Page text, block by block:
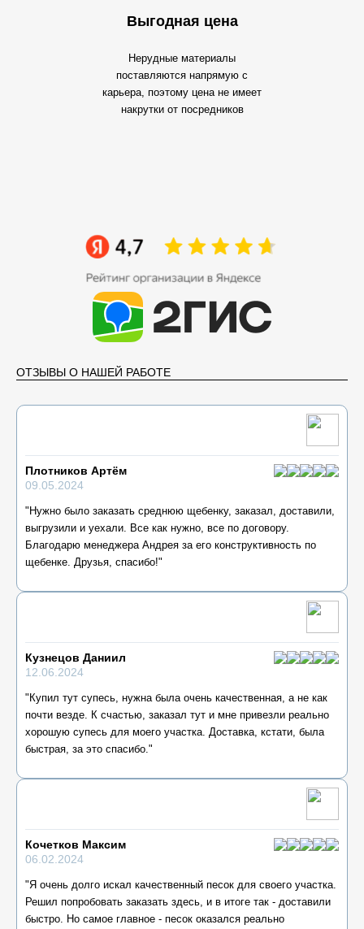
Выгодная цена
Нерудные материалы
поставляются напрямую с
карьера, поэтому цена не имеет
накрутки от посредников
ОТЗЫВЫ О НАШЕЙ РАБОТЕ
Плотников Артём
09.05.2024
"Нужно было заказать среднюю щебенку, заказал, доставили,
выгрузили и уехали. Все как нужно, все по договору.
Благодарю менеджера Андрея за его конструктивность по
щебенке. Друзья, спасибо!"
Кузнецов Даниил
12.06.2024
"Купил тут супесь, нужна была очень качественная, а не как
почти везде. К счастью, заказал тут и мне привезли реально
хорошую супесь для моего участка. Доставка, кстати, была
быстрая, за это спасибо."
Кочетков Максим
06.02.2024
"Я очень долго искал качественный песок для своего участка.
Решил попробовать заказать здесь, и в итоге так - доставили
быстро. Но самое главное - песок оказался реально